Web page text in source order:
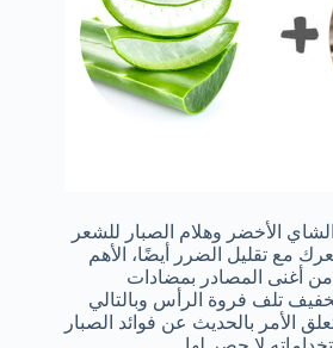
الأخضر وهلام الصبار للشعر
مع تقليل الضرر أيضًا، الأهم
أغنى المصادر بمضادات
تلف فروة الرأس وبالتالي
الأمر بالحديث عن فوائد الصبار